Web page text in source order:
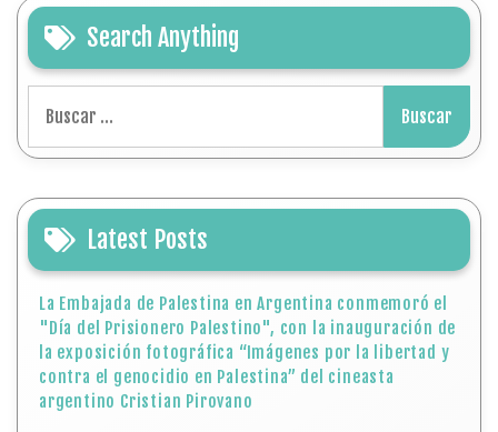
Search Anything
Latest Posts
La Embajada de Palestina en Argentina conmemoró el
"Día del Prisionero Palestino", con la inauguración de
la exposición fotográfica “Imágenes por la libertad y
contra el genocidio en Palestina” del cineasta
argentino Cristian Pirovano